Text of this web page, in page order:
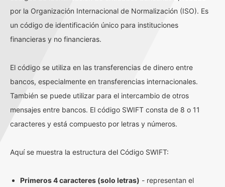
por la Organización Internacional de Normalización (ISO). Es
un código de identificación único para instituciones
financieras y no financieras.
El código se utiliza en las transferencias de dinero entre
bancos, especialmente en transferencias internacionales.
También se puede utilizar para el intercambio de otros
mensajes entre bancos. El código SWIFT consta de 8 o 11
caracteres y está compuesto por letras y números.
Aquí se muestra la estructura del Código SWIFT:
Primeros 4 caracteres (solo letras) - representan el